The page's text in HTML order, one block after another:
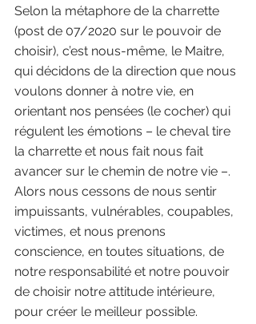
Selon la métaphore de la charrette
(post de 07/2020 sur le pouvoir de
choisir), c’est nous-même, le Maitre,
qui décidons de la direction que nous
voulons donner à notre vie, en
orientant nos pensées (le cocher) qui
régulent les émotions – le cheval tire
la charrette et nous fait nous fait
avancer sur le chemin de notre vie –.
Alors nous cessons de nous sentir
impuissants, vulnérables, coupables,
victimes, et nous prenons
conscience, en toutes situations, de
notre responsabilité et notre pouvoir
de choisir notre attitude intérieure,
pour créer le meilleur possible.